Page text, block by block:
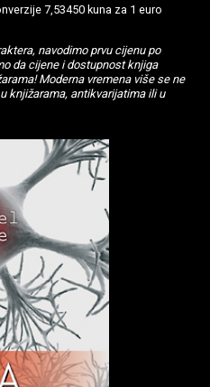
7,53450 kuna za 1 euro
navodimo prvu cijenu po
da cijene i dostupnost knjiga
Moderna vremena više se ne
knjižarama, antikvarijatima ili u